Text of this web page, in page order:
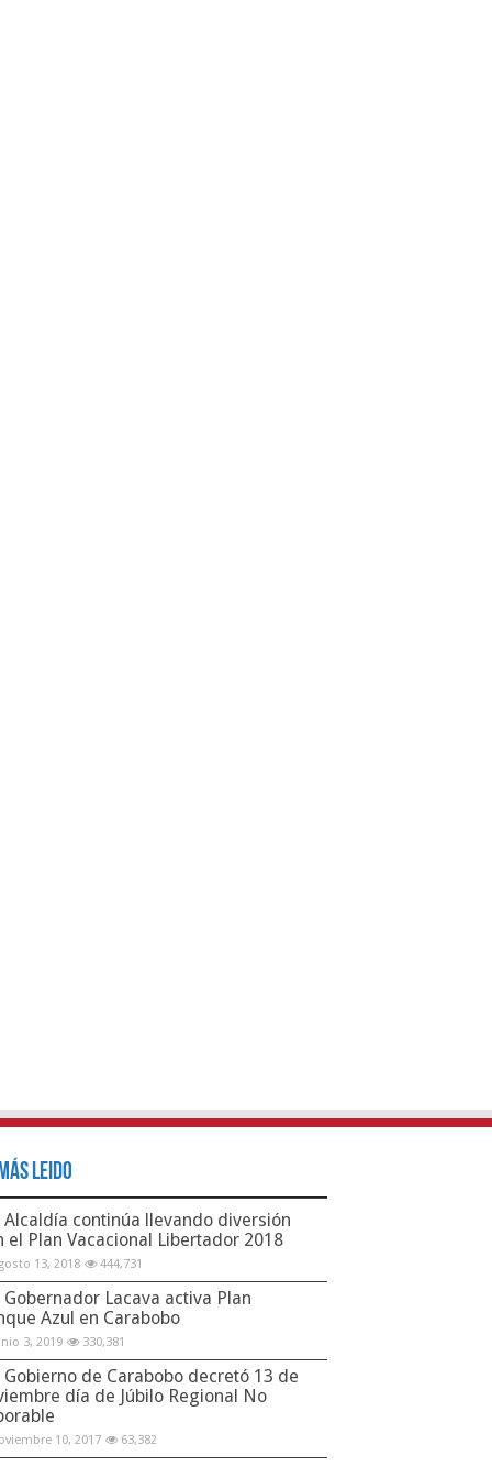
Leido
Alcaldía continúa llevando diversión
el Plan Vacacional Libertador 2018
13, 2018 444,731
Gobernador Lacava activa Plan
Azul en Carabobo
3, 2019 330,381
Gobierno de Carabobo decretó 13 de
día de Júbilo Regional No
10, 2017 63,382